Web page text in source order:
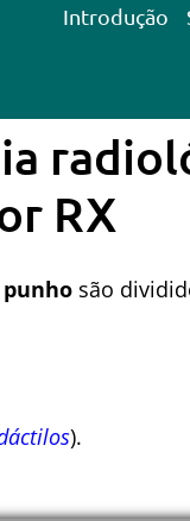
Introdução
RX
punho são
).